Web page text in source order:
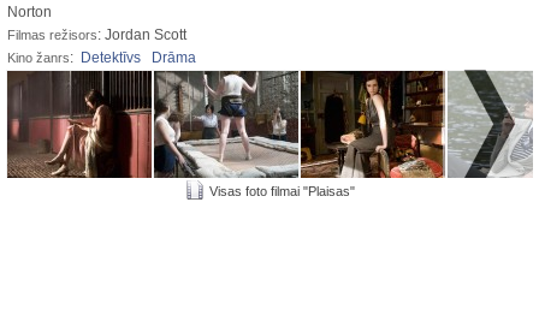
Norton
Filmas režisors: Jordan Scott
Kino žanrs: Detektīvs Drāma
Visas foto filmai "Plaisas"